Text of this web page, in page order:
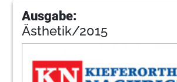
Ausgabe:
Ästhetik/2015